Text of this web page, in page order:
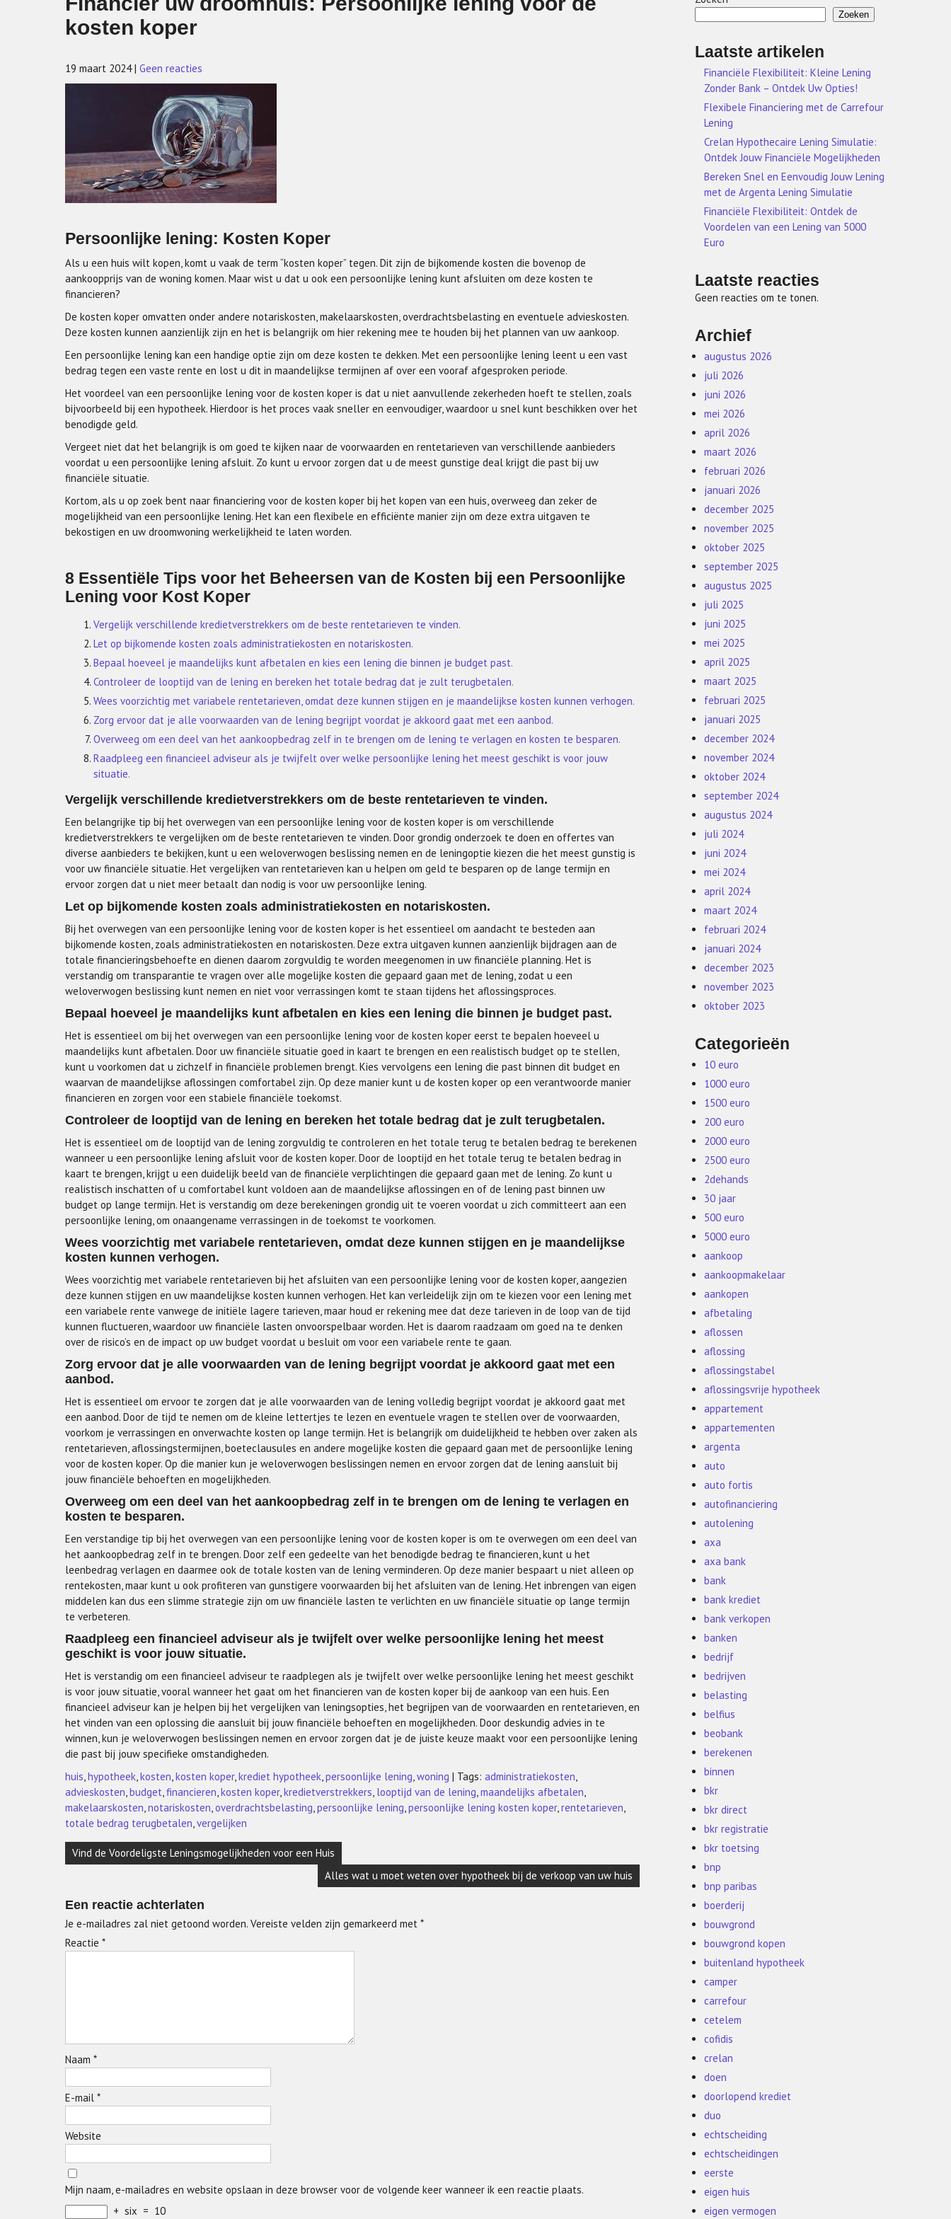
kosten koper
19 maart 2024 | Geen reacties
Persoonlijke lening: Kosten Koper
Als u een huis wilt kopen, komt u vaak de term “kosten koper” tegen. Dit zijn de bijkomende kosten die bovenop de
aankoopprijs van de woning komen. Maar wist u dat u ook een persoonlijke lening kunt afsluiten om deze kosten te
financieren?
De kosten koper omvatten onder andere notariskosten, makelaarskosten, overdrachtsbelasting en eventuele advieskosten.
Deze kosten kunnen aanzienlijk zijn en het is belangrijk om hier rekening mee te houden bij het plannen van uw aankoop.
Een persoonlijke lening kan een handige optie zijn om deze kosten te dekken. Met een persoonlijke lening leent u een vast
bedrag tegen een vaste rente en lost u dit in maandelijkse termijnen af over een vooraf afgesproken periode.
Het voordeel van een persoonlijke lening voor de kosten koper is dat u niet aanvullende zekerheden hoeft te stellen, zoals
bijvoorbeeld bij een hypotheek. Hierdoor is het proces vaak sneller en eenvoudiger, waardoor u snel kunt beschikken over het
benodigde geld.
Vergeet niet dat het belangrijk is om goed te kijken naar de voorwaarden en rentetarieven van verschillende aanbieders
voordat u een persoonlijke lening afsluit. Zo kunt u ervoor zorgen dat u de meest gunstige deal krijgt die past bij uw
financiële situatie.
Kortom, als u op zoek bent naar financiering voor de kosten koper bij het kopen van een huis, overweeg dan zeker de
mogelijkheid van een persoonlijke lening. Het kan een flexibele en efficiënte manier zijn om deze extra uitgaven te
bekostigen en uw droomwoning werkelijkheid te laten worden.
8 Essentiële Tips voor het Beheersen van de Kosten bij een Persoonlijke
Lening voor Kost Koper
Vergelijk verschillende kredietverstrekkers om de beste rentetarieven te vinden.
Let op bijkomende kosten zoals administratiekosten en notariskosten.
Bepaal hoeveel je maandelijks kunt afbetalen en kies een lening die binnen je budget past.
Controleer de looptijd van de lening en bereken het totale bedrag dat je zult terugbetalen.
Wees voorzichtig met variabele rentetarieven, omdat deze kunnen stijgen en je maandelijkse kosten kunnen verhogen.
Zorg ervoor dat je alle voorwaarden van de lening begrijpt voordat je akkoord gaat met een aanbod.
Overweeg om een deel van het aankoopbedrag zelf in te brengen om de lening te verlagen en kosten te besparen.
Raadpleeg een financieel adviseur als je twijfelt over welke persoonlijke lening het meest geschikt is voor jouw
situatie.
Vergelijk verschillende kredietverstrekkers om de beste rentetarieven te vinden.
Een belangrijke tip bij het overwegen van een persoonlijke lening voor de kosten koper is om verschillende
kredietverstrekkers te vergelijken om de beste rentetarieven te vinden. Door grondig onderzoek te doen en offertes van
diverse aanbieders te bekijken, kunt u een weloverwogen beslissing nemen en de leningoptie kiezen die het meest gunstig is
voor uw financiële situatie. Het vergelijken van rentetarieven kan u helpen om geld te besparen op de lange termijn en
ervoor zorgen dat u niet meer betaalt dan nodig is voor uw persoonlijke lening.
Let op bijkomende kosten zoals administratiekosten en notariskosten.
Bij het overwegen van een persoonlijke lening voor de kosten koper is het essentieel om aandacht te besteden aan
bijkomende kosten, zoals administratiekosten en notariskosten. Deze extra uitgaven kunnen aanzienlijk bijdragen aan de
totale financieringsbehoefte en dienen daarom zorgvuldig te worden meegenomen in uw financiële planning. Het is
verstandig om transparantie te vragen over alle mogelijke kosten die gepaard gaan met de lening, zodat u een
weloverwogen beslissing kunt nemen en niet voor verrassingen komt te staan tijdens het aflossingsproces.
Bepaal hoeveel je maandelijks kunt afbetalen en kies een lening die binnen je budget past.
Het is essentieel om bij het overwegen van een persoonlijke lening voor de kosten koper eerst te bepalen hoeveel u
maandelijks kunt afbetalen. Door uw financiële situatie goed in kaart te brengen en een realistisch budget op te stellen,
kunt u voorkomen dat u zichzelf in financiële problemen brengt. Kies vervolgens een lening die past binnen dit budget en
waarvan de maandelijkse aflossingen comfortabel zijn. Op deze manier kunt u de kosten koper op een verantwoorde manier
financieren en zorgen voor een stabiele financiële toekomst.
Controleer de looptijd van de lening en bereken het totale bedrag dat je zult terugbetalen.
Het is essentieel om de looptijd van de lening zorgvuldig te controleren en het totale terug te betalen bedrag te berekenen
wanneer u een persoonlijke lening afsluit voor de kosten koper. Door de looptijd en het totale terug te betalen bedrag in
kaart te brengen, krijgt u een duidelijk beeld van de financiële verplichtingen die gepaard gaan met de lening. Zo kunt u
realistisch inschatten of u comfortabel kunt voldoen aan de maandelijkse aflossingen en of de lening past binnen uw
budget op lange termijn. Het is verstandig om deze berekeningen grondig uit te voeren voordat u zich committeert aan een
persoonlijke lening, om onaangename verrassingen in de toekomst te voorkomen.
Wees voorzichtig met variabele rentetarieven, omdat deze kunnen stijgen en je maandelijkse
kosten kunnen verhogen.
Wees voorzichtig met variabele rentetarieven bij het afsluiten van een persoonlijke lening voor de kosten koper, aangezien
deze kunnen stijgen en uw maandelijkse kosten kunnen verhogen. Het kan verleidelijk zijn om te kiezen voor een lening met
een variabele rente vanwege de initiële lagere tarieven, maar houd er rekening mee dat deze tarieven in de loop van de tijd
kunnen fluctueren, waardoor uw financiële lasten onvoorspelbaar worden. Het is daarom raadzaam om goed na te denken
over de risico’s en de impact op uw budget voordat u besluit om voor een variabele rente te gaan.
Zorg ervoor dat je alle voorwaarden van de lening begrijpt voordat je akkoord gaat met een
aanbod.
Het is essentieel om ervoor te zorgen dat je alle voorwaarden van de lening volledig begrijpt voordat je akkoord gaat met
een aanbod. Door de tijd te nemen om de kleine lettertjes te lezen en eventuele vragen te stellen over de voorwaarden,
voorkom je verrassingen en onverwachte kosten op lange termijn. Het is belangrijk om duidelijkheid te hebben over zaken als
rentetarieven, aflossingstermijnen, boeteclausules en andere mogelijke kosten die gepaard gaan met de persoonlijke lening
voor de kosten koper. Op die manier kun je weloverwogen beslissingen nemen en ervoor zorgen dat de lening aansluit bij
jouw financiële behoeften en mogelijkheden.
Overweeg om een deel van het aankoopbedrag zelf in te brengen om de lening te verlagen en
kosten te besparen.
Een verstandige tip bij het overwegen van een persoonlijke lening voor de kosten koper is om te overwegen om een deel van
het aankoopbedrag zelf in te brengen. Door zelf een gedeelte van het benodigde bedrag te financieren, kunt u het
leenbedrag verlagen en daarmee ook de totale kosten van de lening verminderen. Op deze manier bespaart u niet alleen op
rentekosten, maar kunt u ook profiteren van gunstigere voorwaarden bij het afsluiten van de lening. Het inbrengen van eigen
middelen kan dus een slimme strategie zijn om uw financiële lasten te verlichten en uw financiële situatie op lange termijn
te verbeteren.
Raadpleeg een financieel adviseur als je twijfelt over welke persoonlijke lening het meest
geschikt is voor jouw situatie.
Het is verstandig om een financieel adviseur te raadplegen als je twijfelt over welke persoonlijke lening het meest geschikt
is voor jouw situatie, vooral wanneer het gaat om het financieren van de kosten koper bij de aankoop van een huis. Een
financieel adviseur kan je helpen bij het vergelijken van leningsopties, het begrijpen van de voorwaarden en rentetarieven, en
het vinden van een oplossing die aansluit bij jouw financiële behoeften en mogelijkheden. Door deskundig advies in te
winnen, kun je weloverwogen beslissingen nemen en ervoor zorgen dat je de juiste keuze maakt voor een persoonlijke lening
die past bij jouw specifieke omstandigheden.
huis,hypotheek,kosten,kosten koper,krediet hypotheek,persoonlijke lening,woning | Tags: administratiekosten,
advieskosten,budget,financieren,kosten koper,kredietverstrekkers, looptijd van de lening,maandelijks afbetalen,
makelaarskosten,notariskosten,overdrachtsbelasting,persoonlijke lening,persoonlijke lening kosten koper,rentetarieven,
totale bedrag terugbetalen,vergelijken
Berichtnavigatie
Vind de Voordeligste Leningsmogelijkheden voor een Huis
Alles wat u moet weten over hypotheek bij de verkoop van uw huis
Een reactie achterlaten
Je e-mailadres zal niet getoond worden. Vereiste velden zijn gemarkeerd met *
Reactie *
Naam *
E-mail *
Website
Mijn naam, e-mailadres en website opslaan in deze browser voor de volgende keer wanneer ik een reactie plaats.
+ six = 10
Zoeken
Laatste artikelen
Financiële Flexibiliteit: Kleine Lening
Zonder Bank – Ontdek Uw Opties!
Flexibele Financiering met de Carrefour
Lening
Crelan Hypothecaire Lening Simulatie:
Ontdek Jouw Financiële Mogelijkheden
Bereken Snel en Eenvoudig Jouw Lening
met de Argenta Lening Simulatie
Financiële Flexibiliteit: Ontdek de
Voordelen van een Lening van 5000
Euro
Laatste reacties
Geen reacties om te tonen.
Archief
augustus 2026
juli 2026
juni 2026
mei 2026
april 2026
maart 2026
februari 2026
januari 2026
december 2025
november 2025
oktober 2025
september 2025
augustus 2025
juli 2025
juni 2025
mei 2025
april 2025
maart 2025
februari 2025
januari 2025
december 2024
november 2024
oktober 2024
september 2024
augustus 2024
juli 2024
juni 2024
mei 2024
april 2024
maart 2024
februari 2024
januari 2024
december 2023
november 2023
oktober 2023
Categorieën
10 euro
1000 euro
1500 euro
200 euro
2000 euro
2500 euro
2dehands
30 jaar
500 euro
5000 euro
aankoop
aankoopmakelaar
aankopen
afbetaling
aflossen
aflossing
aflossingstabel
aflossingsvrije hypotheek
appartement
appartementen
argenta
auto
auto fortis
autofinanciering
autolening
axa
axa bank
bank
bank krediet
bank verkopen
banken
bedrijf
bedrijven
belasting
belfius
beobank
berekenen
binnen
bkr
bkr direct
bkr registratie
bkr toetsing
bnp
bnp paribas
boerderij
bouwgrond
bouwgrond kopen
buitenland hypotheek
camper
carrefour
cetelem
cofidis
crelan
doen
doorlopend krediet
duo
echtscheiding
echtscheidingen
eerste
eigen huis
eigen vermogen